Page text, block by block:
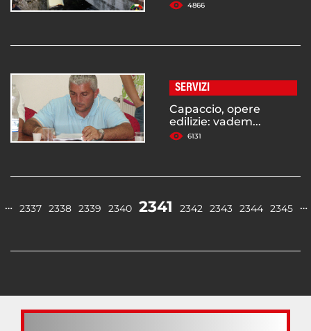
4866
SERVIZI
Capaccio, opere
edilizie: vadem...
6131
… 2337 2338 2339 2340 2341 2342 2343 2344 2345 …